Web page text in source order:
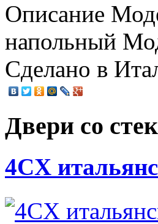
Описание
напольный
Сделано в
Двери со
4CХ